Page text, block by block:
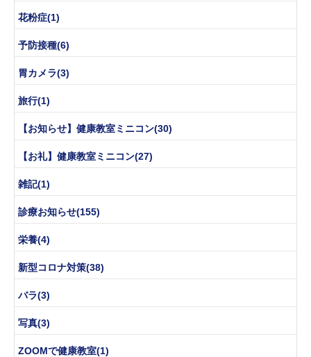
花粉症(1)
予防接種(6)
胃カメラ(3)
旅行(1)
【お知らせ】健康教室ミニコン(30)
【お礼】健康教室ミニコン(27)
雑記(1)
診療お知らせ(155)
栄養(4)
新型コロナ対策(38)
バラ(3)
写真(3)
ZOOMで健康教室(1)